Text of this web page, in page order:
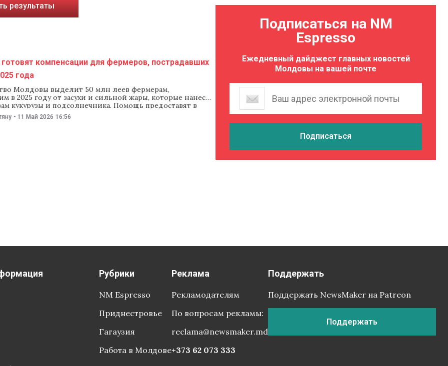
результаты
компенсации для фермеров, пострадавших
года
Молдовы выделит 50 млн леев фермерам,
в 2025 году от засухи и сильной жары, которые нанесли
кукурузы и подсолнечника. Помощь предоставят в
выплат на гектар, однако получить ее смогут только те
потери составили не менее 50%. Правительство
- 11 Май 2026 16:56
Подписаться на NM
Espresso
Ежедневный дайджест главных новостей
Молдовы на вашей почте
Рубрики
NM Espresso
Приднестровье
Гагаузия
Работа в Молдове
Реклама
Рекламодателям
По вопросам рекламы:
reclama@newsmaker.md
+373 62 073 333
Поддержать
Поддержать NewsMaker на Patreon
Поддержать